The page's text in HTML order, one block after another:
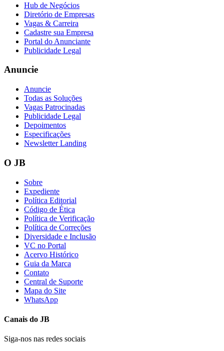
Hub de Negócios
Diretório de Empresas
Vagas & Carreira
Cadastre sua Empresa
Portal do Anunciante
Publicidade Legal
Anuncie
Anuncie
Todas as Soluções
Vagas Patrocinadas
Publicidade Legal
Depoimentos
Especificações
Newsletter Landing
O JB
Sobre
Expediente
Política Editorial
Código de Ética
Política de Verificação
Política de Correções
Diversidade e Inclusão
VC no Portal
Acervo Histórico
Guia da Marca
Contato
Central de Suporte
Mapa do Site
WhatsApp
Canais do JB
Siga-nos nas redes sociais